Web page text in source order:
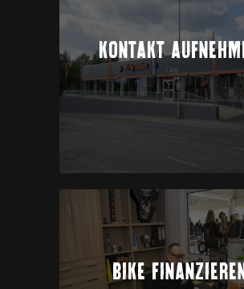
KONTAKT
BIKE